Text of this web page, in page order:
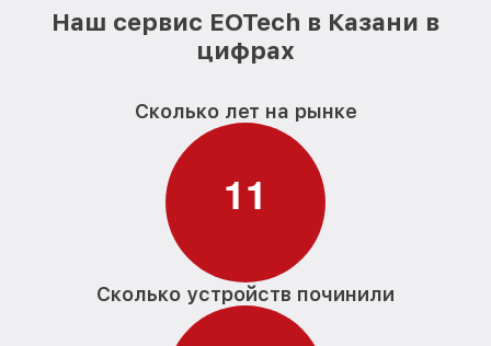
Наш сервис EOTech в Казани в
цифрах
Сколько лет на рынке
11
Сколько устройств починили